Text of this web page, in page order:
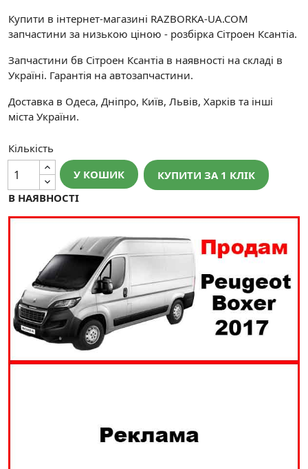
Купити в інтернет-магазині RAZBORKA-UA.COM
запчастини за низькою ціною - розбірка Сітроен Ксантіа.
Запчастини бв Сітроен Ксантіа в наявності на складі в
Україні. Гарантія на автозапчастини.
Доставка в Одеса, Дніпро, Київ, Львів, Харків та інші
міста України.
Кількість
У КОШИК
КУПИТИ ЗА 1 КЛIК
В НАЯВНОСТІ